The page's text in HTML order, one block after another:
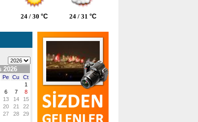
24 / 30 °C 24 / 31 °C